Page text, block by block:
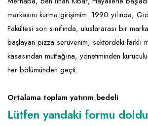
Ev Hizmetleri
Sağlık Güzellik
Turizm - Eğlence
Market FMGC - Katlı Mağaza
Mobilya ve Ev Tekstili
Oyuncak ve Hediyelik
Yapı Malzemesi - Hırdavat
Gayrimenkul
Gıda ve Sarf Malzemeleri
Güvenlik - Temizlik
Hukuk - Marka - Patent ve
Isıtma - Soğutma ve
markasını kurma girişimim. 1990 yılında,
Fakültesi son sınıfında, uluslararası bir
başlayan pizza serüvenim, sektördeki farklı
kasasından mutfağına, yönetiminden
her bölümünden geçti.
Ortalama toplam yatırım bedeli
Lütfen yandaki formu